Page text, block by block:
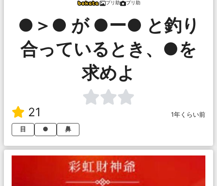
プリ助 プリ助
●＞● が ●ー● と釣り
合っているとき、●を
求めよ
21
1年くらい前
目
● 鼻